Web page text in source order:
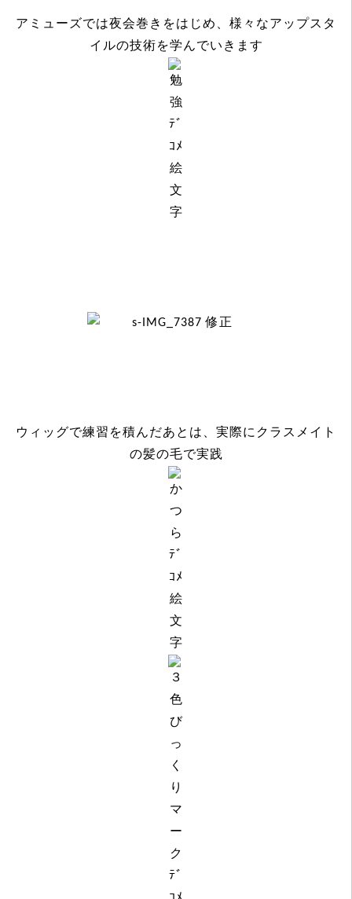
アミューズでは夜会巻きをはじめ、様々なアップスタ
イルの技術を学んでいきます
ウィッグで練習を積んだあとは、実際にクラスメイト
の髪の毛で実践